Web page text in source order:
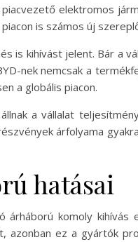
elektromos
is számos új
is kihívást jelent. Bár a
nek nemcsak a
a globális piacon.
a vállalat
árfolyama
hatásai
árháború komoly
azonban ez a gyártók